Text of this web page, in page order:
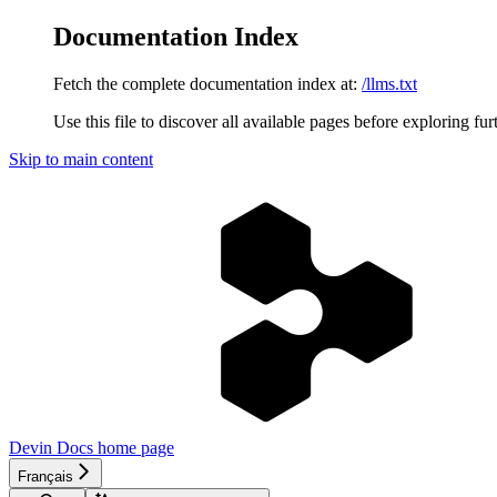
Documentation Index
Fetch the complete documentation index at: /llms.txt
Use this file to discover all available pages before exploring
Skip to main content
Devin Docs home page
Français